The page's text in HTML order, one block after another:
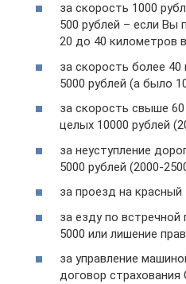
за скорость 1000
500 рублей – если Вы
20 до 40 километров
за скорость более
5000 рублей (а было
за скорость свыше
целых 10000 рублей
за неуступление
5000 рублей (2000-
за проезд на красный
за езду по
5000 или лишение
за управление
договор